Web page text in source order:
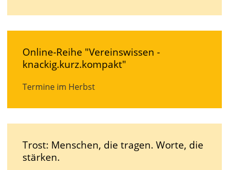
Online-Reihe "Vereinswissen -
knackig.kurz.kompakt"
Termine im Herbst
Trost: Menschen, die tragen. Worte, die
stärken.